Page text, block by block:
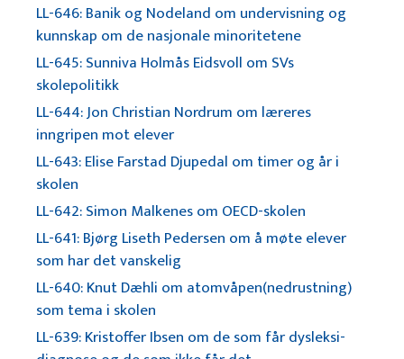
LL-646: Banik og Nodeland om undervisning og
kunnskap om de nasjonale minoritetene
LL-645: Sunniva Holmås Eidsvoll om SVs
skolepolitikk
LL-644: Jon Christian Nordrum om læreres
inngripen mot elever
LL-643: Elise Farstad Djupedal om timer og år i
skolen
LL-642: Simon Malkenes om OECD-skolen
LL-641: Bjørg Liseth Pedersen om å møte elever
som har det vanskelig
LL-640: Knut Dæhli om atomvåpen(nedrustning)
som tema i skolen
LL-639: Kristoffer Ibsen om de som får dysleksi-